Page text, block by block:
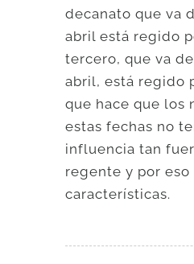
decanato que va
abril está regido
tercero, que va
abril, está regido
que hace que los
estas fechas no
influencia tan
regente y por
características.